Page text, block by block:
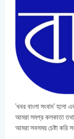
'খবর বাংলা সংবাদ' হলো
আমরা সমগ্র কলকাতা তথা
আমরা সবসময় চেষ্টা করি